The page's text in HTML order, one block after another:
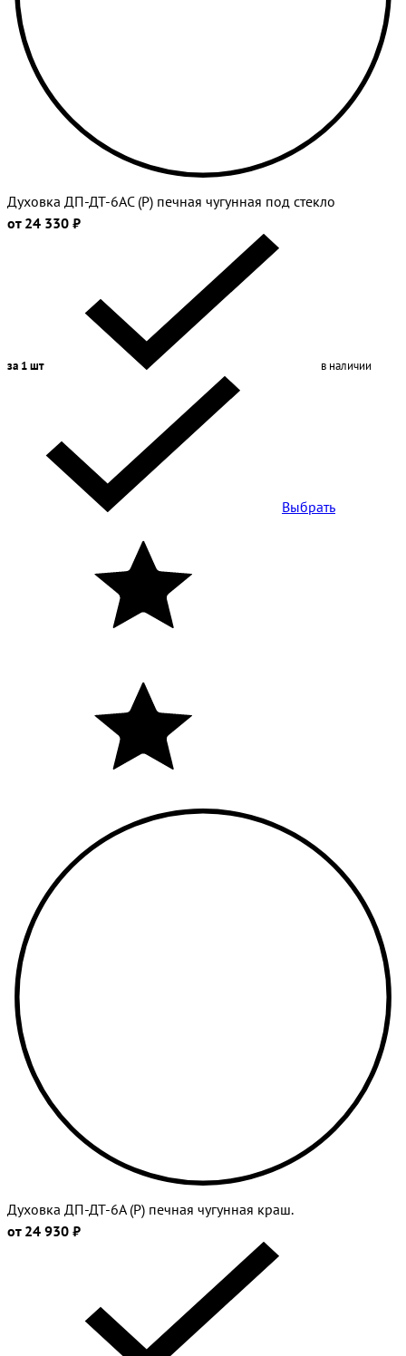
Духовка ДП-ДТ-6АС (Р) печная чугунная под стекло
от 24 330 ₽
за 1 шт в наличии
Выбрать
Духовка ДП-ДТ-6А (Р) печная чугунная краш.
от 24 930 ₽